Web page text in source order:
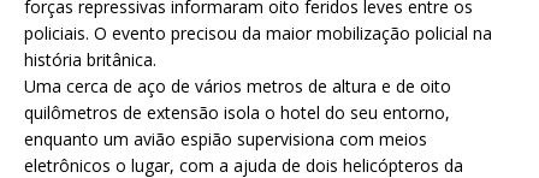
forças repressivas informaram oito feridos leves entre os
policiais. O evento precisou da maior mobilização policial na
história britânica.
Uma cerca de aço de vários metros de altura e de oito
quilômetros de extensão isola o hotel do seu entorno,
enquanto um avião espião supervisiona com meios
eletrônicos o lugar, com a ajuda de dois helicópteros da